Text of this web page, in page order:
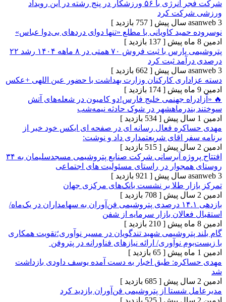
شرکت فجر انرژی با ۵۶ ورزشکار در پنج رشته در این رویداد
کرد
[ 757 بازدید ]
کاویانی با مطلع «تنها دوای دردهای بی‌دوا عباس»
[ 137 بازدید ]
پتروشیمی پارس با ثبت فروش ۷۰ همتی در ۸ ماهه ۱۴۰۴ رشد ۲۲
ثبت کرد
[ 662 بازدید ]
کارکنان وزارت بهداشت با حضور عین اللهی +عکس
[ 174 بازدید ]
جهنمی خلیج فارس!دو کامیون در شعله‌های آتش
در شوک حادثه نیمه‌شب
[ 534 بازدید ]
فعال رسانه ای در صفحه ای ایکس خود خبر از
اقای شریعتمداری داد و نوشت:
[ 515 بازدید ]
افتتاح پروژه آبرسانی شرکت صنایع پتروشیمی مسجدسلیمان به ۳۴
در راستای مسئولیت های اجتماعی
[ 921 بازدید ]
طلا بر نشست‌ بانک‌های مرکزی جهان
[ 708 بازدید ]
بازدهی ۱۴.۱ درصدی پتروشیمی فن‌آوران به سهامداران در یک‌ماه/
بازار سرمایه از شفن
[ 210 بازدید ]
شهید تندگویان در مسیر نوآوری؛تقویت همکاری
نوآوری/ ارائه نیازهای فناورانه در پتروفن
[ 65 بازدید ]
طبق اخبار به دست آمده یوسف داودی بازداشت
[ 685 بازدید ]
از پتروشیمی فن‌آوران بازدید کرد
[ 525 بازدید ]